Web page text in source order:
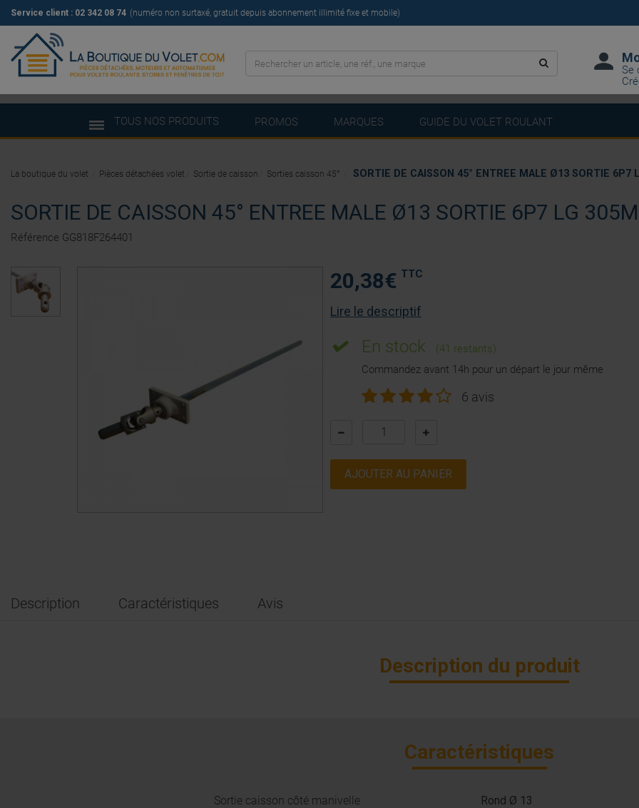
Service client : 02 342 08 74 (numéro non surtaxé, gratuit depuis abonnement illimité fixe et mobile)
Se
TOUS NOS PRODUITS PROMOS MARQUES GUIDE DU VOLET ROULANT
SORTIE DE CAISSON 45° ENTREE MALE Ø13 SORTIE 6P7 LG
Référence GG818F264401
20,38€ TTC
Lire le descriptif
En stock
(41 restants)
Commandez avant 14h pour un départ le jour même
6 avis
AJOUTER AU PANIER
Description Caractéristiques Avis
Description du produit
Caractéristiques
Sortie caisson côté manivelle Rond Ø 13
La boutique du volet Pièces détachées volet Sortie de caisson Sorties caisson 45° SORTIE DE CAISSON 45° ENTREE MALE Ø13 SORTIE 6P7